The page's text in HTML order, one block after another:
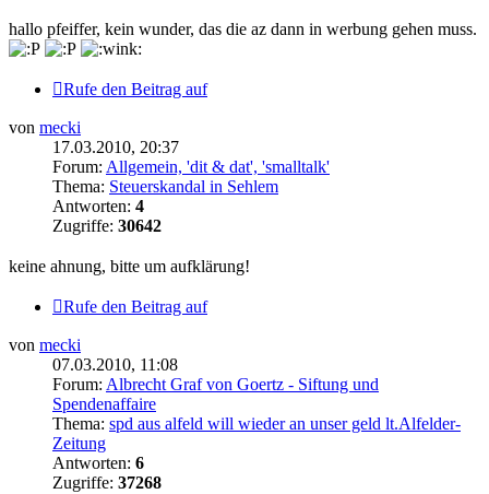
hallo pfeiffer, kein wunder, das die az dann in werbung gehen muss.
Rufe den Beitrag auf
von mecki
17.03.2010, 20:37
Forum: Allgemein, 'dit & dat', 'smalltalk'
Thema: Steuerskandal in Sehlem
Antworten: 4
Zugriffe: 30642
keine ahnung, bitte um aufklärung!
Rufe den Beitrag auf
von mecki
07.03.2010, 11:08
Forum: Albrecht Graf von Goertz - Siftung und
Spendenaffaire
Thema: spd aus alfeld will wieder an unser geld lt.Alfelder-
Zeitung
Antworten: 6
Zugriffe: 37268